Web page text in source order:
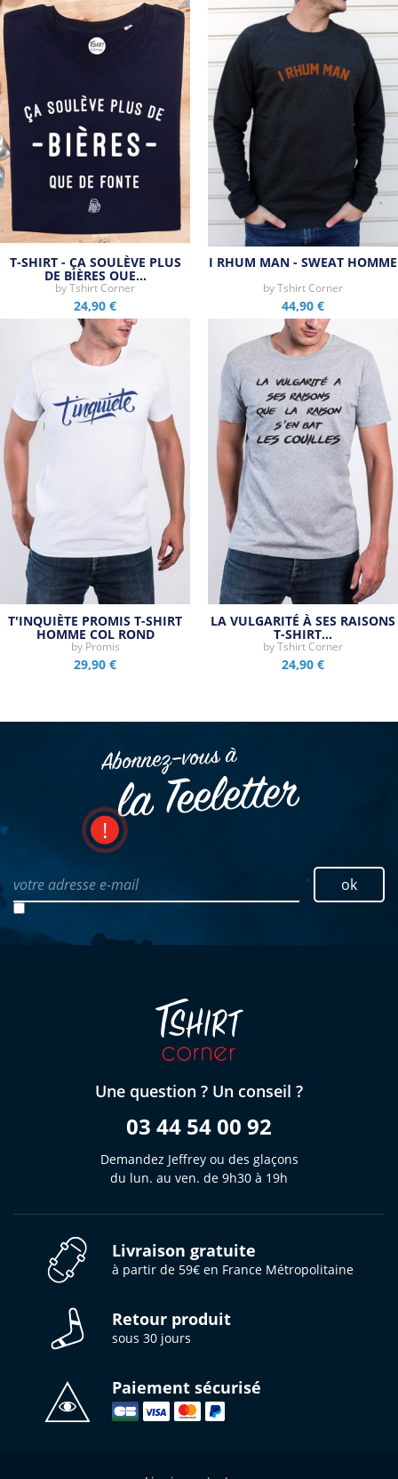
T-SHIRT - ÇA SOULÈVE PLUS
DE BIÈRES QUE…
byTshirt Corner
24,90 €
I RHUM MAN - SWEAT HOMME
byTshirt Corner
44,90 €
T'INQUIÈTE PROMIS T-SHIRT
HOMME COL ROND
by Promis
29,90 €
LA VULGARITÉ À SES RAISONS
T-SHIRT…
byTshirt Corner
24,90 €
Abonnez–vous à
la Teeletter
votre adresse e-mail ok
Une question ? Un conseil ?
03 44 54 00 92
Demandez Jeffrey ou des glaçons
du lun. au ven. de 9h30 à 19h
Livraison gratuite
à partir de 59€ en France Métropolitaine
Retour produit
sous 30 jours
Paiement sécurisé